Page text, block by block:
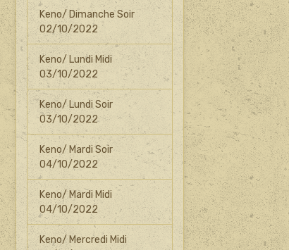
Keno/ Dimanche Soir
02/10/2022
Keno/ Lundi Midi
03/10/2022
Keno/ Lundi Soir
03/10/2022
Keno/ Mardi Soir
04/10/2022
Keno/ Mardi Midi
04/10/2022
Keno/ Mercredi Midi